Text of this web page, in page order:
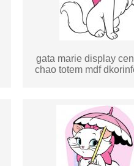
gata marie display
chao totem mdf